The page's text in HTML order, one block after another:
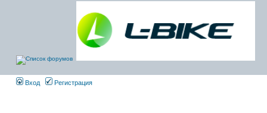
Вход Регистрация